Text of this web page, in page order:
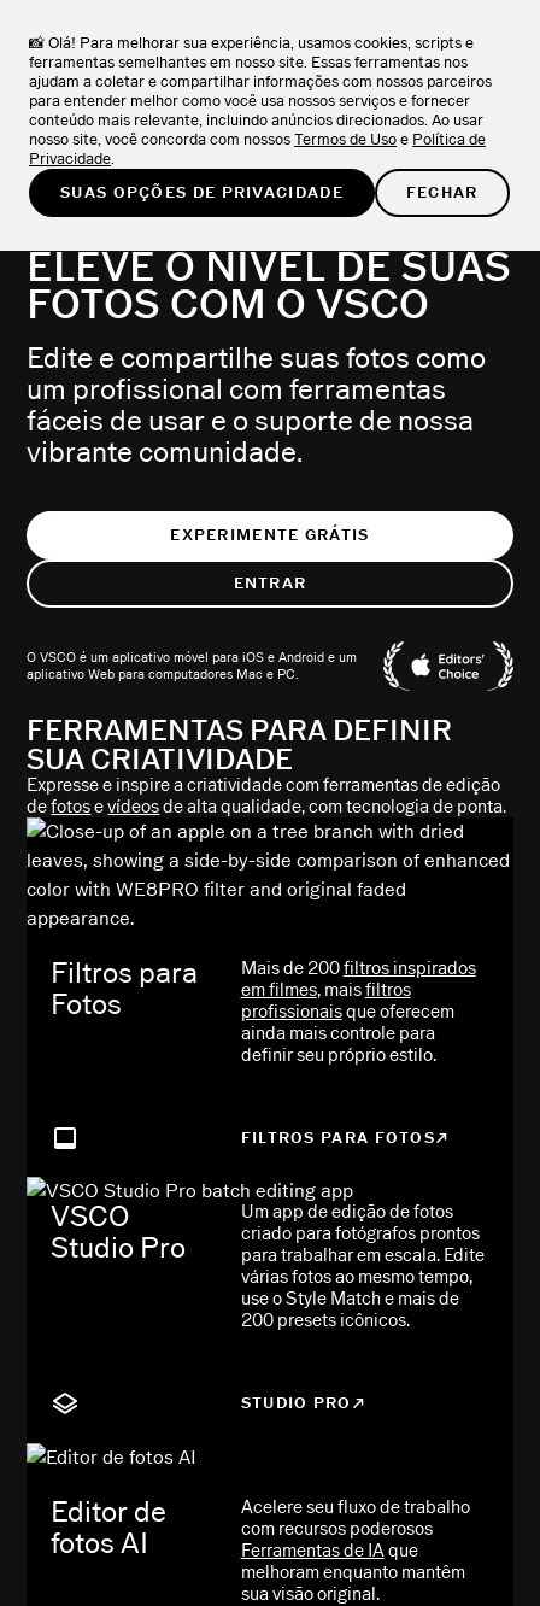
📸 Olá! Para melhorar sua experiência, usamos cookies, scripts e
ferramentas semelhantes em nosso site. Essas ferramentas nos
ajudam a coletar e compartilhar informações com nossos parceiros
para entender melhor como você usa nossos serviços e fornecer
conteúdo mais relevante, incluindo anúncios direcionados. Ao usar
nosso site, você concorda com nossos Termos de Uso e Política de
Privacidade.
SUAS OPÇÕES DE PRIVACIDADE
FECHAR
O sistema que os fotógrafos estavam esperando.
EXPERIMENTE GRÁTIS
INÍCIO RECURSOS
ELEVE O NÍVEL DE SUAS
FOTOS COM O VSCO
Edite e compartilhe suas fotos como
um profissional com ferramentas
fáceis de usar e o suporte de nossa
vibrante comunidade.
EXPERIMENTE GRÁTIS
ENTRAR
O VSCO é um aplicativo móvel para iOS e Android e um
aplicativo Web para computadores Mac e PC.
FERRAMENTAS PARA DEFINIR
SUA CRIATIVIDADE
Expresse e inspire a criatividade com ferramentas de edição
defotosevídeosde alta qualidade, com tecnologia de ponta.
Filtros para
Fotos
Mais de 200filtros inspirados
em filmes, maisfiltros
profissionaisque oferecem
ainda mais controle para
definir seu próprio estilo.
FILTROS PARA FOTOS
VSCO
Studio Pro
Um app de edição de fotos
criado para fotógrafos prontos
para trabalhar em escala. Edite
várias fotos ao mesmo tempo,
use o Style Match e mais de
200 presets icônicos.
STUDIO PRO
Editor de
fotos AI
Acelere seu fluxo de trabalho
com recursos poderosos
Ferramentas de IAque
melhoram enquanto mantêm
sua visão original.